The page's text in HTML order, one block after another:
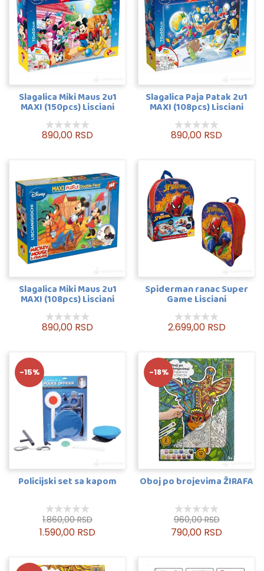
Slagalica Miki Maus 2u1
MAXI (150pcs) Lisciani
890,00 RSD
Slagalica Paja Patak 2u1
MAXI (108pcs) Lisciani
890,00 RSD
Slagalica Miki Maus 2u1
MAXI (108pcs) Lisciani
890,00 RSD
Spiderman ranac Super
Game Lisciani
2.699,00 RSD
-15%
Policijski set sa kapom
1.860,00 RSD
1.590,00 RSD
-18%
Oboj po brojevima ŽIRAFA
960,00 RSD
790,00 RSD